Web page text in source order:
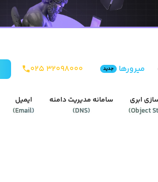
میرورها جدید ۰۲۵ ۳۲۰۹۸۰۰۰
ایمیل
(
Email
)
سامانه مدیریت دامنه
(
DNS
)
ابری
Object
)